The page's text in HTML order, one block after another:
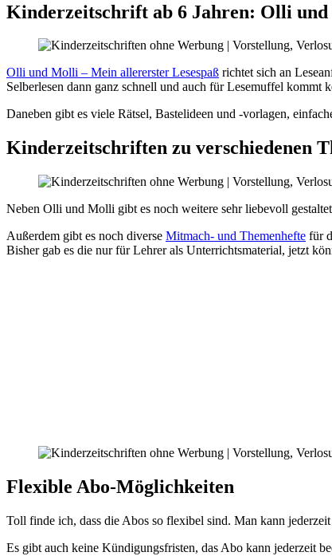
Kinderzeitschrift ab 6 Jahren: Olli
Olli und Molli – Mein allererster Lesespaß richtet sich an
Selberlesen dann ganz schnell und auch für Lesemuffel kommt
Daneben gibt es viele Rätsel, Bastelideen und -vorlagen,
Kinderzeitschriften zu verschiedenen
Neben Olli und Molli gibt es noch weitere sehr liebevoll
Außerdem gibt es noch diverse Mitmach- und Themenhefte für
Bisher gab es die nur für Lehrer als Unterrichtsmaterial, jetzt
Flexible Abo-Möglichkeiten
Toll finde ich, dass die Abos so flexibel sind. Man kann
Es gibt auch keine Kündigungsfristen, das Abo kann jederzeit